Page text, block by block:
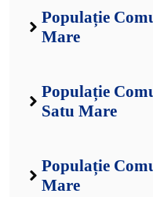
Populație
Mare
Populație
Satu Mare
Populație
Mare